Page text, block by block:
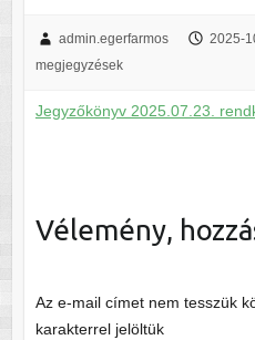
admin.egerfarmos 2025-
megjegyzések
Jegyzőkönyv 2025.07.23.
Vélemény,
Az e-mail címet nem tesszük
karakterrel jelöltük